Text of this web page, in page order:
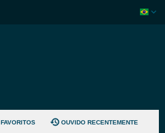
FAVORITOS OUVIDO RECENTEMENTE